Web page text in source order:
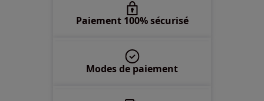
Paiement 100% sécurisé
Modes de paiement